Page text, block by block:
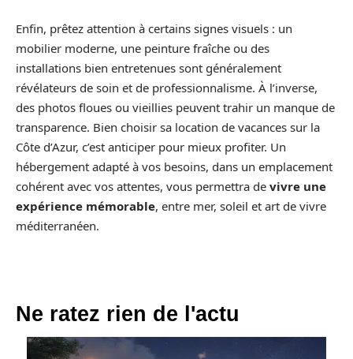
Enfin, prêtez attention à certains signes visuels : un
mobilier moderne, une peinture fraîche ou des
installations bien entretenues sont généralement
révélateurs de soin et de professionnalisme. À l’inverse,
des photos floues ou vieillies peuvent trahir un manque de
transparence. Bien choisir sa location de vacances sur la
Côte d’Azur, c’est anticiper pour mieux profiter. Un
hébergement adapté à vos besoins, dans un emplacement
cohérent avec vos attentes, vous permettra de vivre une
expérience mémorable, entre mer, soleil et art de vivre
méditerranéen.
Ne ratez rien de l'actu